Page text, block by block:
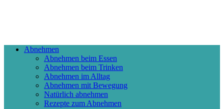
Abnehmen
Abnehmen beim Essen
Abnehmen beim Trinken
Abnehmen im Alltag
Abnehmen mit Bewegung
Natürlich abnehmen
Rezepte zum Abnehmen